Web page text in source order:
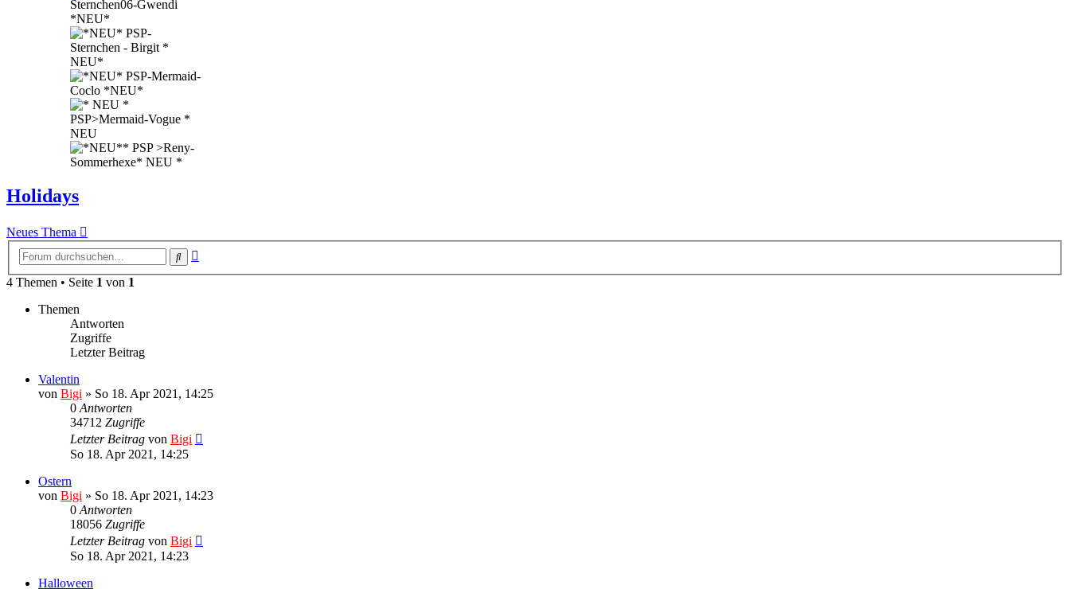
Holidays
Neues Thema
Suche
4 Themen • Seite 1 von 1
Themen
Antworten
Zugriffe
Letzter Beitrag
Valentin
von Bigi » So 18. Apr 2021, 14:25
0 Antworten
34712 Zugriffe
Letzter Beitrag von Bigi
So 18. Apr 2021, 14:25
Ostern
von Bigi » So 18. Apr 2021, 14:23
0 Antworten
18056 Zugriffe
Letzter Beitrag von Bigi
So 18. Apr 2021, 14:23
Halloween